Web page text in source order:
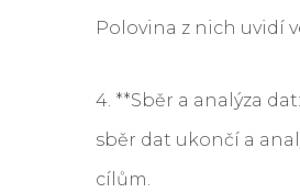
Polovina z nich uvidí
4. **Sběr a analýza
sběr dat ukončí a
cílům.